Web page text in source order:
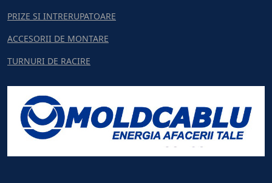
PRIZE SI INTRERUPATOARE
ACCESORII DE MONTARE
TURNURI DE RACIRE